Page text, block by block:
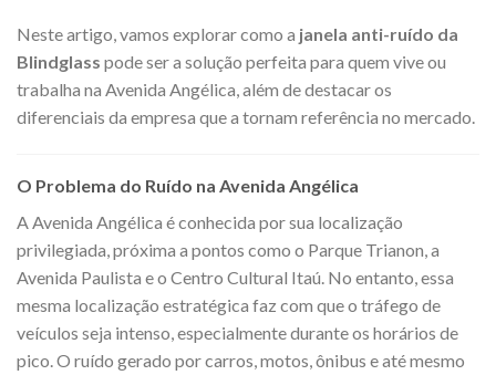
Neste artigo, vamos explorar como a janela anti-ruído da
Blindglass pode ser a solução perfeita para quem vive ou
trabalha na Avenida Angélica, além de destacar os
diferenciais da empresa que a tornam referência no mercado.
O Problema do Ruído na Avenida Angélica
A Avenida Angélica é conhecida por sua localização
privilegiada, próxima a pontos como o Parque Trianon, a
Avenida Paulista e o Centro Cultural Itaú. No entanto, essa
mesma localização estratégica faz com que o tráfego de
veículos seja intenso, especialmente durante os horários de
pico. O ruído gerado por carros, motos, ônibus e até mesmo